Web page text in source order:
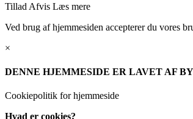
Tillad Afvis Læs mere
Ved brug af hjemmesiden accepterer du vores
×
DENNE HJEMMESIDE ER LAVET AF
Cookiepolitik for hjemmeside
Hvad er cookies?